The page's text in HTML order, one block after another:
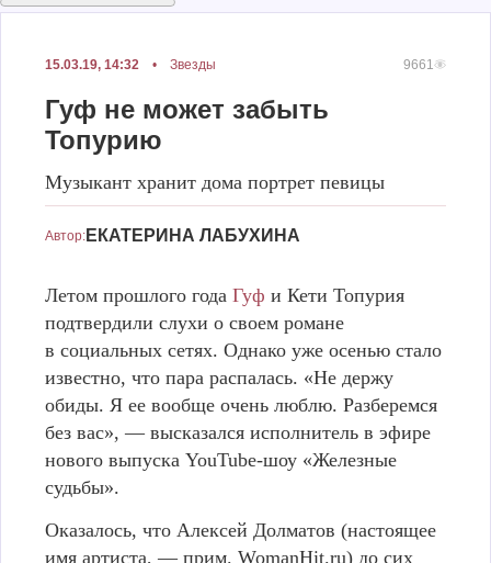
15.03.19, 14:32 • Звезды 9661
Гуф не может забыть
Топурию
Музыкант хранит дома портрет певицы
Автор: ЕКАТЕРИНА ЛАБУХИНА
КЕТИ ТОПУРИЯ И ГУФ
Летом прошлого года Гуф и Кети Топурия
подтвердили слухи о своем романе
в социальных сетях. Однако уже осенью стало
известно, что пара распалась. «Не держу
обиды. Я ее вообще очень люблю. Разберемся
без вас», — высказался исполнитель в эфире
нового выпуска YouTube-шоу «Железные
судьбы».
Оказалось, что Алексей Долматов (настоящее
имя артиста, — прим. WomanHit.ru) до сих